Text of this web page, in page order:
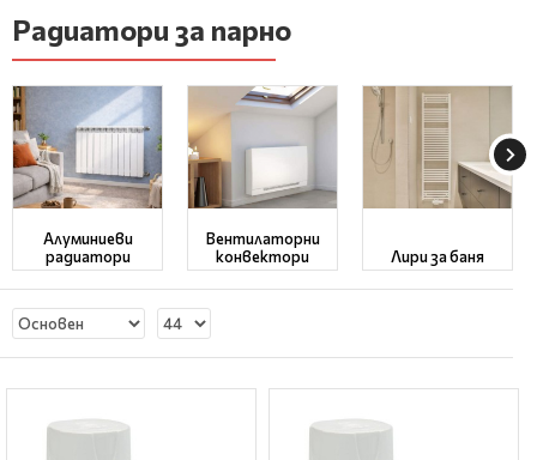
Радиатори за парно
Алуминиеви
радиатори
Вентилаторни
конвектори
Лири за баня